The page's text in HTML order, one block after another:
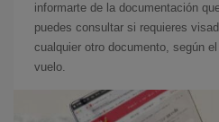
informarte de la documentación
puedes consultar si requieres
cualquier otro documento, según
vuelo.